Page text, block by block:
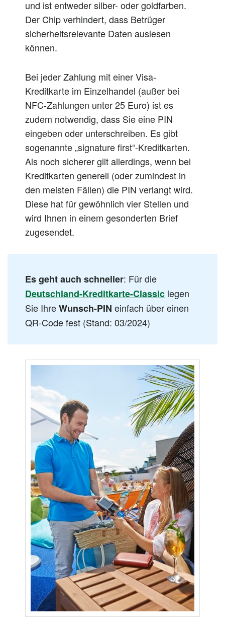
und ist entweder silber- oder goldfarben.
Der Chip verhindert, dass Betrüger
sicherheitsrelevante Daten auslesen
können.
Bei jeder Zahlung mit einer Visa-
Kreditkarte im Einzelhandel (außer bei
NFC-Zahlungen unter 25 Euro) ist es
zudem notwendig, dass Sie eine PIN
eingeben oder unterschreiben. Es gibt
sogenannte „signature first“-Kreditkarten.
Als noch sicherer gilt allerdings, wenn bei
Kreditkarten generell (oder zumindest in
den meisten Fällen) die PIN verlangt wird.
Diese hat für gewöhnlich vier Stellen und
wird Ihnen in einem gesonderten Brief
zugesendet.
Es geht auch schneller: Für die
Deutschland-Kreditkarte-Classic legen
Sie IhreWunsch-PIN einfach über einen
QR-Code fest (Stand: 03/2024)